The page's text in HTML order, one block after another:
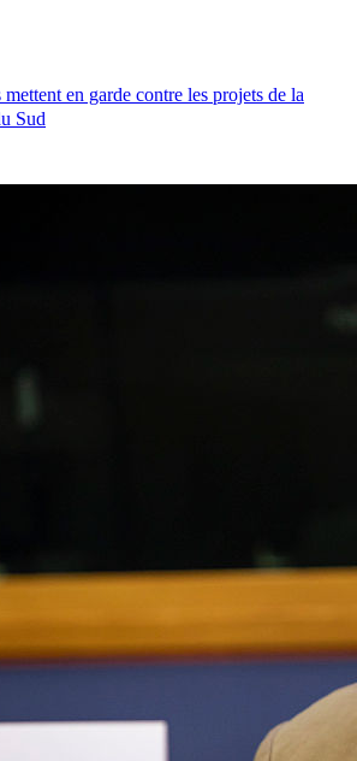
en garde contre les projets de la
Sud